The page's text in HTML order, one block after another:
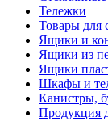
Тележки
Товары для
Ящики и
Ящики из
Ящики
Шкафы и
Канистры,
Продукция